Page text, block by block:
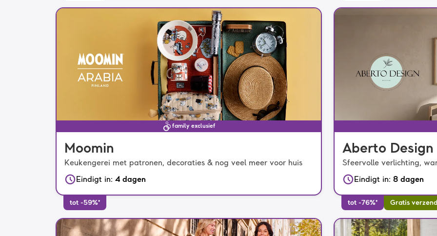
family exclusief
Moomin
Keukengerei met patronen, decoraties & nog veel meer voor huis
Eindigt in: 4 dagen
tot -59%*
Aberto Design
Sfeervolle verlichting,
Eindigt in: 8 dagen
tot -76%* Gratis